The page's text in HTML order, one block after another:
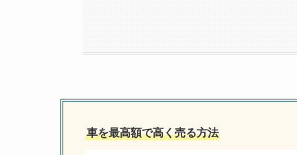
車を最高額で高く売る方法